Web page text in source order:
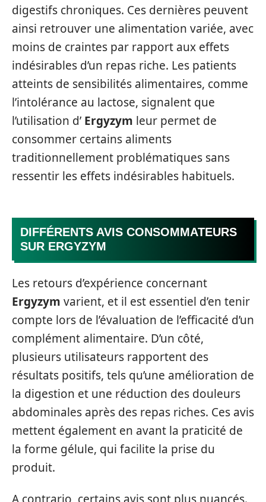
digestifs chroniques. Ces dernières peuvent
ainsi retrouver une alimentation variée, avec
moins de craintes par rapport aux effets
indésirables d’un repas riche. Les patients
atteints de sensibilités alimentaires, comme
l’intolérance au lactose, signalent que
l’utilisation d’ Ergyzym leur permet de
consommer certains aliments
traditionnellement problématiques sans
ressentir les effets indésirables habituels.
DIFFÉRENTS AVIS CONSOMMATEURS
SUR ERGYZYM
Les retours d’expérience concernant
Ergyzym varient, et il est essentiel d’en tenir
compte lors de l’évaluation de l’efficacité d’un
complément alimentaire. D’un côté,
plusieurs utilisateurs rapportent des
résultats positifs, tels qu’une amélioration de
la digestion et une réduction des douleurs
abdominales après des repas riches. Ces avis
mettent également en avant la praticité de
la forme gélule, qui facilite la prise du
produit.